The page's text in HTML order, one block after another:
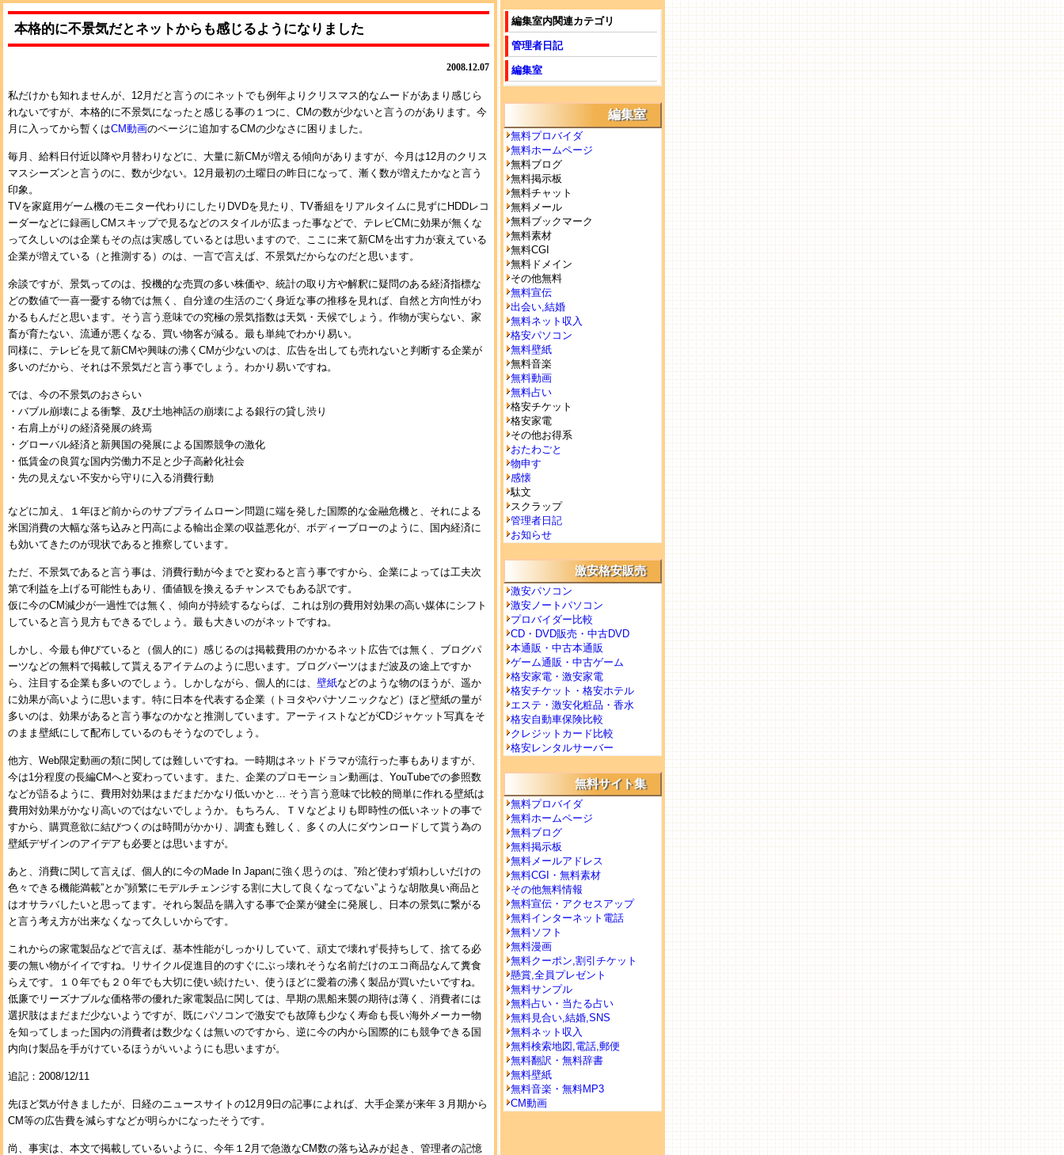
本格的に不景気だとネットからも感じるようになりました
2008.12.07
私だけかも知れませんが、12月だと言うのにネットでも例年よりクリスマス的なムードがあまり感じら
れないですが、本格的に不景気になったと感じる事の１つに、CMの数が少ないと言うのがあります。今
月に入ってから暫くはCM動画のページに追加するCMの少なさに困りました。
毎月、給料日付近以降や月替わりなどに、大量に新CMが増える傾向がありますが、今月は12月のクリス
マスシーズンと言うのに、数が少ない。12月最初の土曜日の昨日になって、漸く数が増えたかなと言う
印象。
TVを家庭用ゲーム機のモニター代わりにしたりDVDを見たり、TV番組をリアルタイムに見ずにHDDレコ
ーダーなどに録画しCMスキップで見るなどのスタイルが広まった事などで、テレビCMに効果が無くな
って久しいのは企業もその点は実感しているとは思いますので、ここに来て新CMを出す力が衰えている
企業が増えている（と推測する）のは、一言で言えば、不景気だからなのだと思います。
余談ですが、景気ってのは、投機的な売買の多い株価や、統計の取り方や解釈に疑問のある経済指標な
どの数値で一喜一憂する物では無く、自分達の生活のごく身近な事の推移を見れば、自然と方向性がわ
かるもんだと思います。そう言う意味での究極の景気指数は天気・天候でしょう。作物が実らない、家
畜が育たない、流通が悪くなる、買い物客が減る。最も単純でわかり易い。
同様に、テレビを見て新CMや興味の沸くCMが少ないのは、広告を出しても売れないと判断する企業が
多いのだから、それは不景気だと言う事でしょう。わかり易いですね。
では、今の不景気のおさらい
・バブル崩壊による衝撃、及び土地神話の崩壊による銀行の貸し渋り
・右肩上がりの経済発展の終焉
・グローバル経済と新興国の発展による国際競争の激化
・低賃金の良質な国内労働力不足と少子高齢化社会
・先の見えない不安から守りに入る消費行動
などに加え、１年ほど前からのサブプライムローン問題に端を発した国際的な金融危機と、それによる
米国消費の大幅な落ち込みと円高による輸出企業の収益悪化が、ボディーブローのように、国内経済に
も効いてきたのが現状であると推察しています。
ただ、不景気であると言う事は、消費行動が今までと変わると言う事ですから、企業によっては工夫次
第で利益を上げる可能性もあり、価値観を換えるチャンスでもある訳です。
仮に今のCM減少が一過性では無く、傾向が持続するならば、これは別の費用対効果の高い媒体にシフト
していると言う見方もできるでしょう。最も大きいのがネットですね。
しかし、今最も伸びていると（個人的に）感じるのは掲載費用のかかるネット広告では無く、ブログパ
ーツなどの無料で掲載して貰えるアイテムのように思います。ブログパーツはまだ波及の途上ですか
ら、注目する企業も多いのでしょう。しかしながら、個人的には、 壁紙などのような物のほうが、遥か
に効果が高いように思います。特に日本を代表する企業（トヨタやパナソニックなど）ほど壁紙の量が
多いのは、効果があると言う事なのかなと推測しています。アーティストなどがCDジャケット写真をそ
のまま壁紙にして配布しているのもそうなのでしょう。
他方、Web限定動画の類に関しては難しいですね。一時期はネットドラマが流行った事もありますが、
今は1分程度の長編CMへと変わっています。また、企業のプロモーション動画は、YouTubeでの参照数
などが語るように、費用対効果はまだまだかなり低いかと… そう言う意味で比較的簡単に作れる壁紙は
費用対効果がかなり高いのではないでしょうか。もちろん、ＴＶなどよりも即時性の低いネットの事で
すから、購買意欲に結びつくのは時間がかかり、調査も難しく、多くの人にダウンロードして貰う為の
壁紙デザインのアイデアも必要とは思いますが。
あと、消費に関して言えば、個人的に今のMade In Japanに強く思うのは、”殆ど使わず煩わしいだけの
色々できる機能満載”とか”頻繁にモデルチェンジする割に大して良くなってない”ような胡散臭い商品と
はオサラバしたいと思ってます。それら製品を購入する事で企業が健全に発展し、日本の景気に繋がる
と言う考え方が出来なくなって久しいからです。
これからの家電製品などで言えば、基本性能がしっかりしていて、頑丈で壊れず長持ちして、捨てる必
要の無い物がイイですね。リサイクル促進目的のすぐにぶっ壊れそうな名前だけのエコ商品なんて糞食
らえです。１０年でも２０年でも大切に使い続けたい、使うほどに愛着の沸く製品が買いたいですね。
低廉でリーズナブルな価格帯の優れた家電製品に関しては、早期の黒船来襲の期待は薄く、消費者には
選択肢はまだまだ少ないようですが、既にパソコンで激安でも故障も少なく寿命も長い海外メーカー物
を知ってしまった国内の消費者は数少なくは無いのですから、逆に今の内から国際的にも競争できる国
内向け製品を手がけているほうがいいようにも思いますが。
追記：2008/12/11
先ほど気が付きましたが、日経のニュースサイトの12月9日の記事によれば、大手企業が来年３月期から
CM等の広告費を減らすなどが明らかになったそうです。
尚、事実は、本文で掲載しているいように、今年１2月で急激なCM数の落ち込みが起き、管理者の記憶
編集室内関連カテゴリ
管理者日記
編集室
編集室
無料プロバイダ
無料ホームページ
無料ブログ
無料掲示板
無料チャット
無料メール
無料ブックマーク
無料素材
無料CGI
無料ドメイン
その他無料
無料宣伝
出会い,結婚
無料ネット収入
格安パソコン
無料壁紙
無料音楽
無料動画
無料占い
格安チケット
格安家電
その他お得系
おたわごと
物申す
感懐
駄文
スクラップ
管理者日記
お知らせ
激安格安販売
激安パソコン
激安ノートパソコン
プロバイダー比較
CD・DVD販売・中古DVD
本通販・中古本通販
ゲーム通販・中古ゲーム
格安家電・激安家電
格安チケット・格安ホテル
エステ・激安化粧品・香水
格安自動車保険比較
クレジットカード比較
格安レンタルサーバー
無料サイト集
無料プロバイダ
無料ホームページ
無料ブログ
無料掲示板
無料メールアドレス
無料CGI・無料素材
その他無料情報
無料宣伝・アクセスアップ
無料インターネット電話
無料ソフト
無料漫画
無料クーポン,割引チケット
懸賞,全員プレゼント
無料サンプル
無料占い・当たる占い
無料見合い,結婚,SNS
無料ネット収入
無料検索地図,電話,郵便
無料翻訳・無料辞書
無料壁紙
無料音楽・無料MP3
CM動画